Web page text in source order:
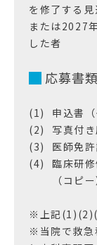
を修了する見
または2027
した者
応募書類
申込書
写真付
医師免
臨床研
（コピー
※上記
※当院で救急